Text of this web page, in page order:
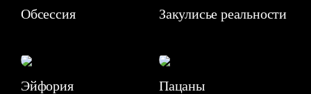
Обсессия Закулисье реальности
Эйфория
Пацаны